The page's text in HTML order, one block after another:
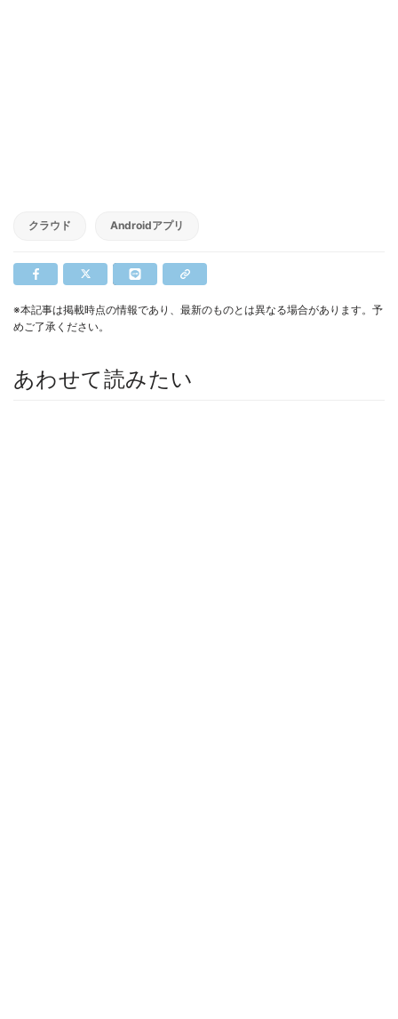
クラウド Androidアプリ
※本記事は掲載時点の情報であり、最新のものとは異なる場合があります。予
めご了承ください。
あわせて読みたい